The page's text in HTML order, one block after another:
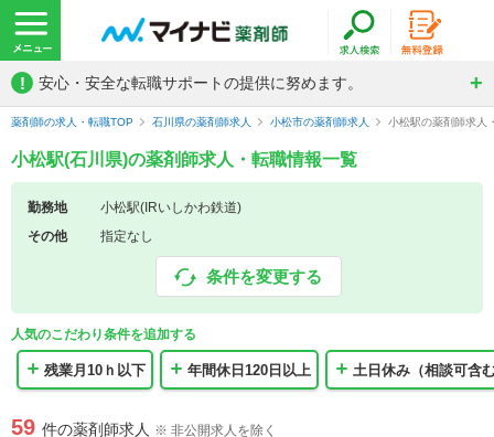
! 安心・安全な転職サポートの提供に努めます。
薬剤師の求人・転職TOP 石川県の薬剤師求人 小松市の薬剤師求人 小松駅の薬剤師求人
小松駅(石川県)の薬剤師求人・転職情報一覧
勤務地
小松駅(IRいしかわ鉄道)
その他
指定なし
条件を変更する
人気のこだわり条件を追加する
残業月10ｈ以下 年間休日120日以上 土日休み（相談可含
59 件の薬剤師求人 ※ 非公開求人を除く